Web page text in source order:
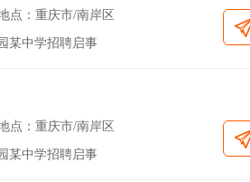
点：重庆市/南岸区
某中学招聘启事
点：重庆市/南岸区
某中学招聘启事